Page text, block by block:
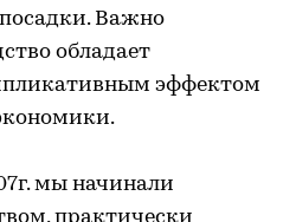
Важно
обладает
эффектом
мы начинали